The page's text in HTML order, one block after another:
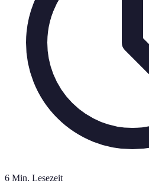
6 Min. Lesezeit